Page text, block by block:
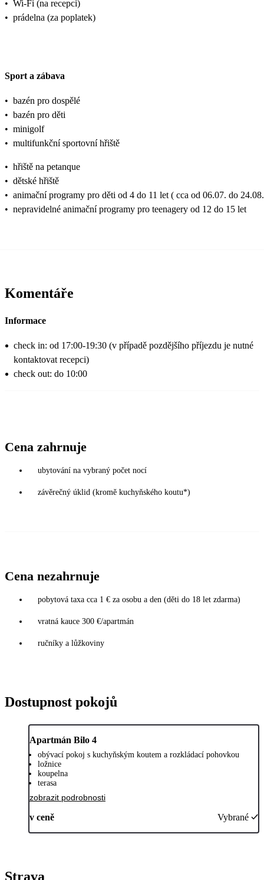
• Wi-Fi (na recepci)
• prádelna (za poplatek)
Sport a zábava
• bazén pro dospělé
• bazén pro děti
• minigolf
• multifunkční sportovní hřiště
• hřiště na petanque
• dětské hřiště
• animační programy pro děti od 4 do 11 let ( cca od 06.07. do
• nepravidelné animační programy pro teenagery od 12 do 15 let
Komentáře
Informace
check in: od 17:00-19:30 (v případě pozdějšího příjezdu je nutné
kontaktovat recepci)
check out: do 10:00
Cena zahrnuje
ubytování na vybraný počet nocí
závěrečný úklid (kromě kuchyňského koutu*)
Cena nezahrnuje
pobytová taxa cca 1 € za osobu a den (děti do 18 let zdarma)
vratná kauce 300 €/apartmán
ručníky a lůžkoviny
Dostupnost pokojů
Apartmán Bilo 4
obývací pokoj s kuchyňským koutem a rozkládací pohovkou
ložnice
koupelna
terasa
zobrazit podrobnosti
v ceně Vybrané
Strava